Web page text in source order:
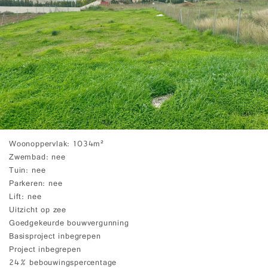
Woonoppervlak 1034m²
Zwembad nee
Tuin nee
Parkeren nee
Lift nee
Uitzicht op zee
Goedgekeurde bouwvergunning
Basisproject inbegrepen
Project inbegrepen
24% bebouwingspercentage